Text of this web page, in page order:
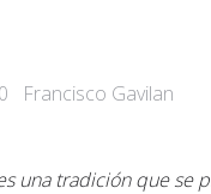
Francisco Gavilan
una tradición que se